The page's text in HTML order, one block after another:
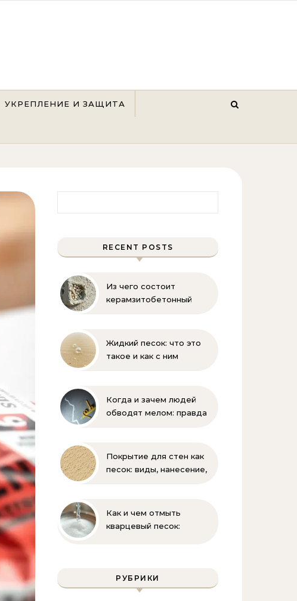
УКРЕПЛЕНИЕ И ЗАЩИТА
RECENT POSTS
Из чего состоит
керамзитобетонный
Жидкий песок: что это
такое и как с ним
Когда и зачем людей
обводят мелом: правда
Покрытие для стен как
песок: виды, нанесение,
Как и чем отмыть
кварцевый песок:
РУБРИКИ